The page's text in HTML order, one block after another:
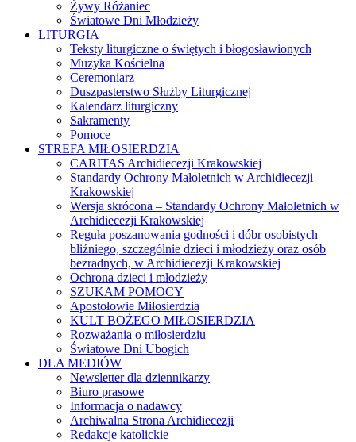
Żywy Różaniec
Światowe Dni Młodzieży
LITURGIA
Teksty liturgiczne o świętych i błogosławionych
Muzyka Kościelna
Ceremoniarz
Duszpasterstwo Służby Liturgicznej
Kalendarz liturgiczny
Sakramenty
Pomoce
STREFA MIŁOSIERDZIA
CARITAS Archidiecezji Krakowskiej
Standardy Ochrony Małoletnich w Archidiecezji
Krakowskiej
Wersja skrócona – Standardy Ochrony Małoletnich w
Archidiecezji Krakowskiej
Reguła poszanowania godności i dóbr osobistych
bliźniego, szczególnie dzieci i młodzieży oraz osób
bezradnych, w Archidiecezji Krakowskiej
Ochrona dzieci i młodzieży
SZUKAM POMOCY
Apostołowie Miłosierdzia
KULT BOŻEGO MIŁOSIERDZIA
Rozważania o miłosierdziu
Światowe Dni Ubogich
DLA MEDIÓW
Newsletter dla dziennikarzy
Biuro prasowe
Informacja o nadawcy
Archiwalna Strona Archidiecezji
Redakcje katolickie